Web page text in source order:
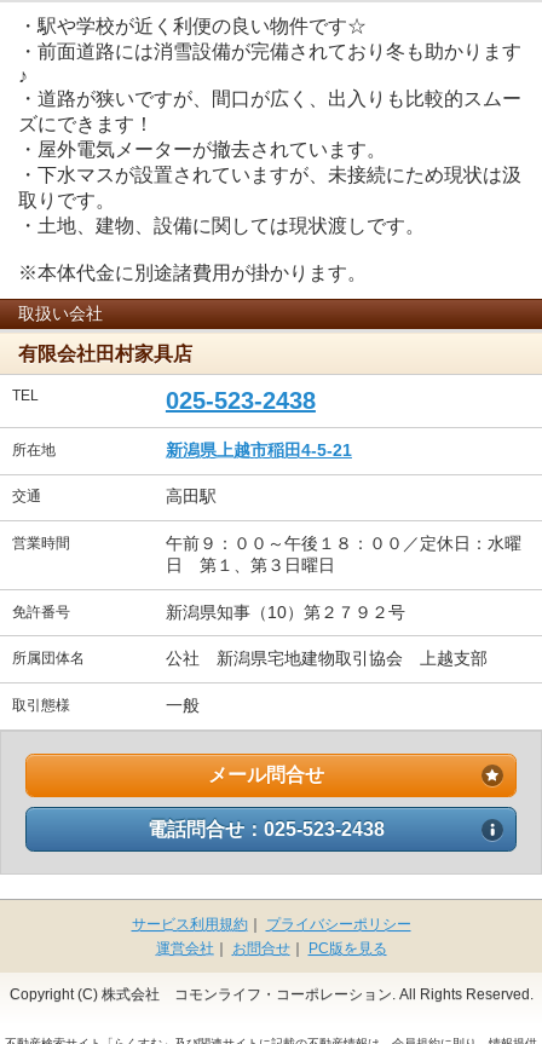
・駅や学校が近く利便の良い物件です☆
・前面道路には消雪設備が完備されており冬も助かります
♪
・道路が狭いですが、間口が広く、出入りも比較的スムー
ズにできます！
・屋外電気メーターが撤去されています。
・下水マスが設置されていますが、未接続にため現状は汲
取りです。
・土地、建物、設備に関しては現状渡しです。
※本体代金に別途諸費用が掛かります。
取扱い会社
有限会社田村家具店
TEL 025-523-2438
所在地 新潟県上越市稲田4-5-21
交通 高田駅
営業時間
午前９：００～午後１８：００／定休日：水曜
日 第１、第３日曜日
免許番号 新潟県知事（10）第２７９２号
所属団体名 公社 新潟県宅地建物取引協会 上越支部
取引態様 一般
メール問合せ
電話問合せ：025-523-2438
サービス利用規約｜
プライバシーポリシー
運営会社
お問合せ｜ PC版を見る
Copyright (C) 株式会社 コモンライフ・コーポレーション. All Rights Reserved.